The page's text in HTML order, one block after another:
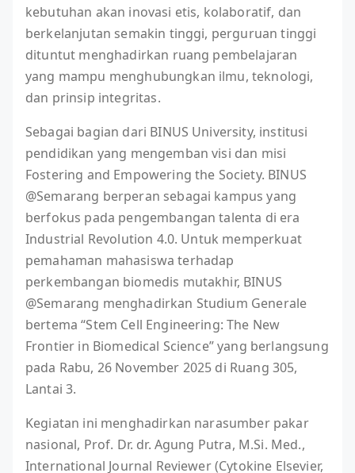
kebutuhan akan inovasi etis, kolaboratif, dan
berkelanjutan semakin tinggi, perguruan tinggi
dituntut menghadirkan ruang pembelajaran
yang mampu menghubungkan ilmu, teknologi,
dan prinsip integritas.
Sebagai bagian dari BINUS University, institusi
pendidikan yang mengemban visi dan misi
Fostering and Empowering the Society. BINUS
@Semarang berperan sebagai kampus yang
berfokus pada pengembangan talenta di era
Industrial Revolution 4.0. Untuk memperkuat
pemahaman mahasiswa terhadap
perkembangan biomedis mutakhir, BINUS
@Semarang menghadirkan Studium Generale
bertema “Stem Cell Engineering: The New
Frontier in Biomedical Science” yang berlangsung
pada Rabu, 26 November 2025 di Ruang 305,
Lantai 3.
Kegiatan ini menghadirkan narasumber pakar
nasional, Prof. Dr. dr. Agung Putra, M.Si. Med.,
International Journal Reviewer (Cytokine Elsevier,